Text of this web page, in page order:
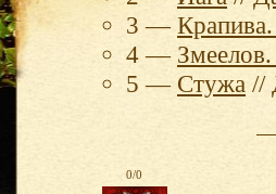
3 —
4 —
5 — Стужа //
0/0